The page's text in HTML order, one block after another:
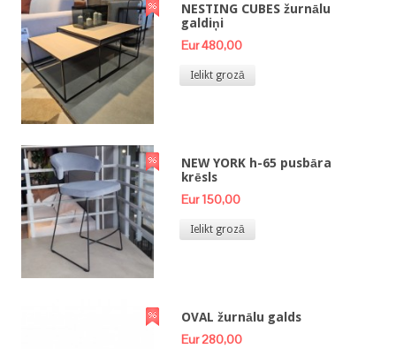
NESTING CUBES žurnālu
galdiņi
Eur 480,00
Ielikt grozā
NEW YORK h-65 pusbāra
krēsls
Eur 150,00
Ielikt grozā
OVAL žurnālu galds
Eur 280,00